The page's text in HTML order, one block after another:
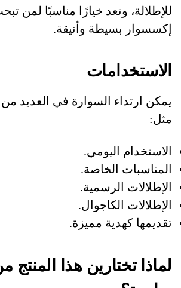
للإطلالة، وتعد خيارًا مناسبًا لمن
إكسسوار بسيطة وأنيقة.
الاستخدامات
يمكن ارتداء السوارة في العديد من
مثل:
الاستخدام اليومي.
المناسبات الخاصة.
الإطلالات الرسمية.
الإطلالات الكاجوال.
تقديمها كهدية مميزة.
لماذا تختارين هذا المنتج